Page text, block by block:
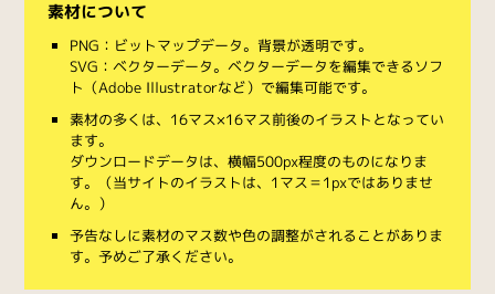
素材について
PNG：ビットマップデータ。背景が透明です。
SVG：ベクターデータ。ベクターデータを編集できるソフ
ト（Adobe Illustratorなど）で編集可能です。
素材の多くは、16マス×16マス前後のイラストとなってい
ます。
ダウンロードデータは、横幅500px程度のものになりま
す。（当サイトのイラストは、1マス＝1pxではありませ
ん。）
予告なしに素材のマス数や色の調整がされることがありま
す。予めご了承ください。